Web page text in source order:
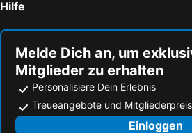
Hilfe
Melde Dich an, um
Mitglieder zu erhalten
Personalisiere Dein Erlebnis
Treueangebote und
Einloggen